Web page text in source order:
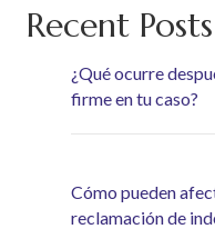
Recent Posts
¿Qué ocurre
firme en tu caso?
Cómo pueden
reclamación de